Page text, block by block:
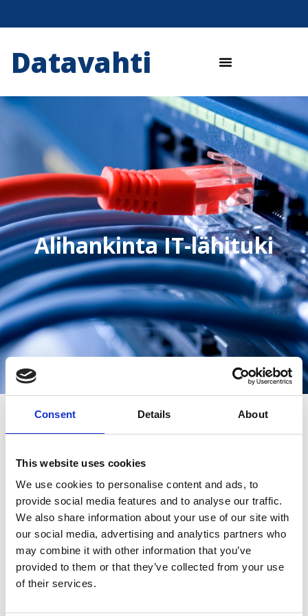
Consent Details About
This website uses cookies
We use cookies to personalise content and ads, to
provide social media features and to analyse our traffic.
We also share information about your use of our site with
our social media, advertising and analytics partners who
may combine it with other information that you’ve
provided to them or that they’ve collected from your use
of their services.
Datavahti
Alihankinta IT-lähituki
Etusivu»Alihankinta IT-lähituki
ICT-lähitukipalvelut usealla
paikkakunnalla toimiville
yrityksille
Tarjoamme it-lähitukipalveluita isoille yrityksille, joilla